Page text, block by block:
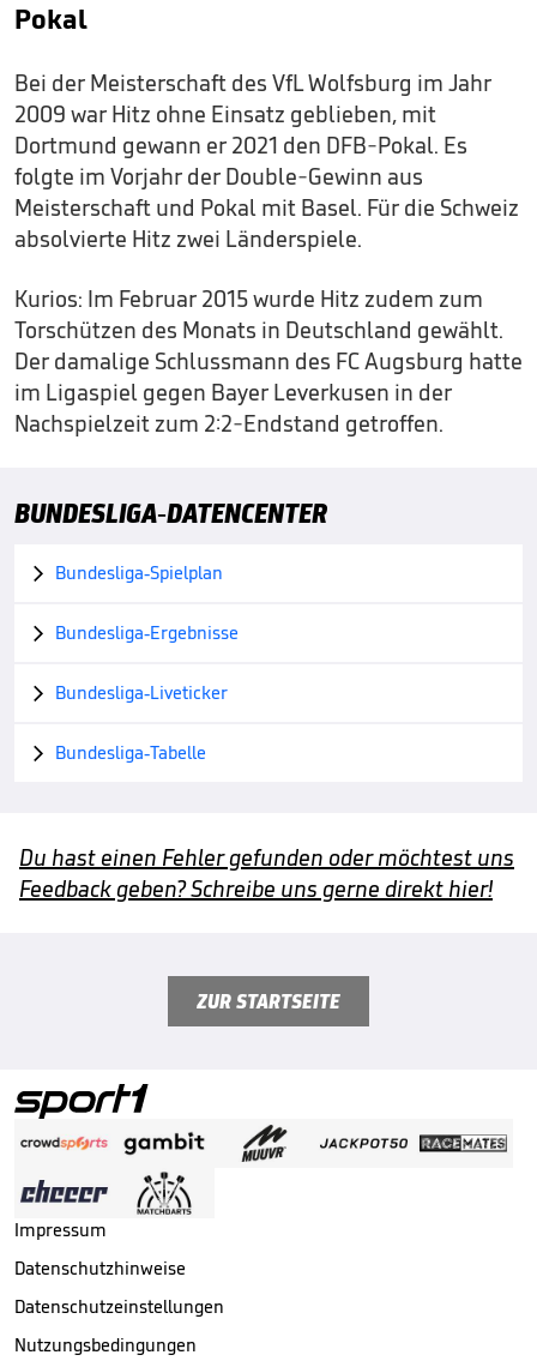
Pokal
Bei der Meisterschaft des VfL Wolfsburg im Jahr
2009 war Hitz ohne Einsatz geblieben, mit
Dortmund gewann er 2021 den DFB-Pokal. Es
folgte im Vorjahr der Double-Gewinn aus
Meisterschaft und Pokal mit Basel. Für die Schweiz
absolvierte Hitz zwei Länderspiele.
Kurios: Im Februar 2015 wurde Hitz zudem zum
Torschützen des Monats in Deutschland gewählt.
Der damalige Schlussmann des FC Augsburg hatte
im Ligaspiel gegen Bayer Leverkusen in der
Nachspielzeit zum 2:2-Endstand getroffen.
BUNDESLIGA-DATENCENTER
 Bundesliga-Spielplan
 Bundesliga-Ergebnisse
 Bundesliga-Liveticker
 Bundesliga-Tabelle
Du hast einen Fehler gefunden oder möchtest uns
Feedback geben? Schreibe uns gerne direkt hier!
ZUR STARTSEITE
Impressum
Datenschutzhinweise
Datenschutzeinstellungen
Nutzungsbedingungen